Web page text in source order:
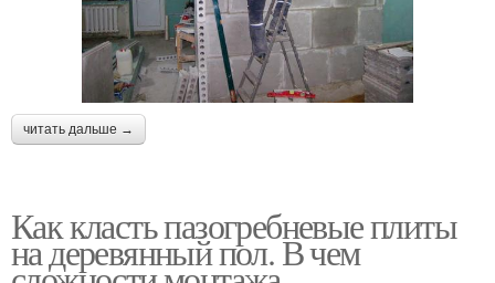
читать дальше →
Как класть пазогребневые плиты
на деревянный пол. В чем